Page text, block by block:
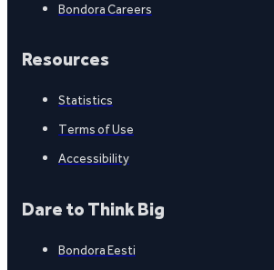
Bondora Careers
Resources
Statistics
Terms of Use
Accessibility
Dare to Think Big
Bondora Eesti